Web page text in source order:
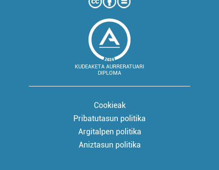
KUDEAKETA AURRERATUARI
DIPLOMA
Cookieak
Pribatutasun politika
Argitalpen politika
Aniztasun politika